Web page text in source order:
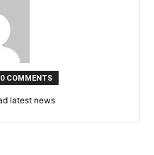
0 COMMENTS
latest news